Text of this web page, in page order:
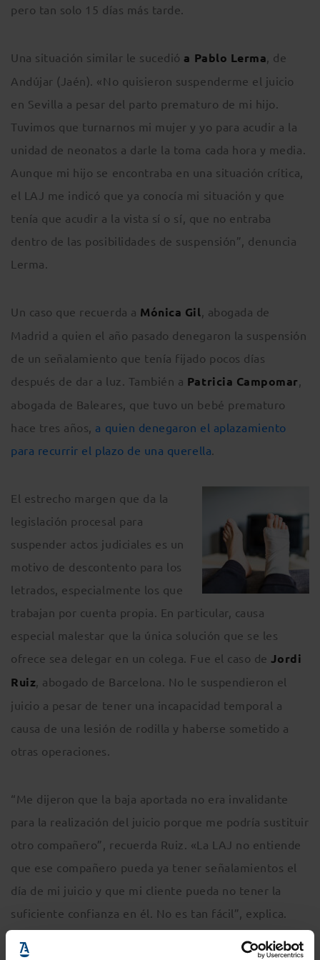
pero tan solo 15 días más tarde.
Una situación similar le sucedió a Pablo Lerma, de
Andújar (Jaén). «No quisieron suspenderme el juicio
en Sevilla a pesar del parto prematuro de mi hijo.
Tuvimos que turnarnos mi mujer y yo para acudir a la
unidad de neonatos a darle la toma cada hora y media.
Aunque mi hijo se encontraba en una situación crítica,
el LAJ me indicó que ya conocía mi situación y que
tenía que acudir a la vista sí o sí, que no entraba
dentro de las posibilidades de suspensión”, denuncia
Lerma.
Un caso que recuerda a Mónica Gil, abogada de
Madrid a quien el año pasado denegaron la suspensión
de un señalamiento que tenía fijado pocos días
después de dar a luz. También a Patricia Campomar,
abogada de Baleares, que tuvo un bebé prematuro
hace tres años, a quien denegaron el aplazamiento
para recurrir el plazo de una querella.
El estrecho margen que da la
legislación procesal para
suspender actos judiciales es un
motivo de descontento para los
letrados, especialmente los que
trabajan por cuenta propia. En particular, causa
especial malestar que la única solución que se les
ofrece sea delegar en un colega. Fue el caso deJordi
Ruiz, abogado de Barcelona. No le suspendieron el
juicio a pesar de tener una incapacidad temporal a
causa de una lesión de rodilla y haberse sometido a
otras operaciones.
“Me dijeron que la baja aportada no era invalidante
para la realización del juicio porque me podría sustituir
otro compañero”, recuerda Ruiz. «La LAJ no entiende
que ese compañero pueda ya tener señalamientos el
día de mi juicio y que mi cliente pueda no tener la
suficiente confianza en él. No es tan fácil”, explica.